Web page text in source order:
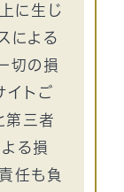
に生じ
による
切の損
イトご
第三者
る損
任も負